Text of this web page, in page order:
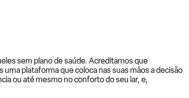
sem plano de saúde. Acreditamos que
plataforma que coloca nas suas mãos a decisão
ou até mesmo no conforto do seu lar, e,